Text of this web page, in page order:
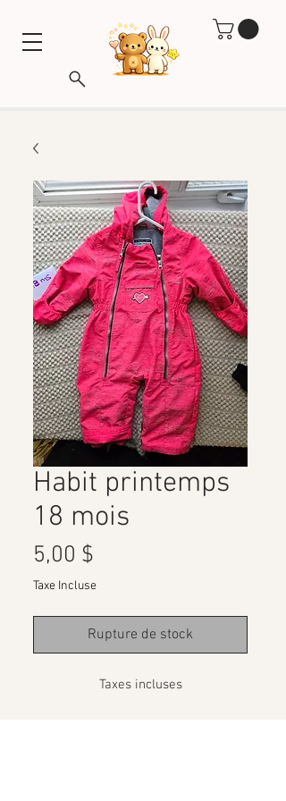
Habit printemps
18 mois
5,00 $
Taxe Incluse
Rupture de stock
Taxes incluses